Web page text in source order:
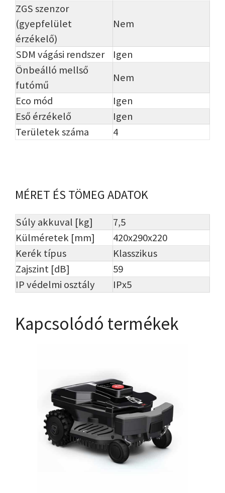
ZGS szenzor
(gyepfelület
érzékelő)
Nem
SDM vágási rendszer
Igen
Önbeálló mellső
futómű
Nem
Eco mód
Igen
Eső érzékelő
Igen
Területek száma
4
MÉRET ÉS TÖMEG ADATOK
Súly akkuval [kg]
7,5
Külméretek [mm]
420x290x220
Kerék típus
Klasszikus
Zajszint [dB]
59
IP védelmi osztály
IPx5
Kapcsolódó termékek